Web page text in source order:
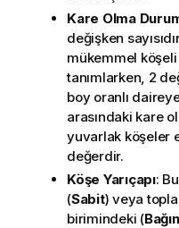
Kare Olma
değişken
mükemmel
tanımlarken, 2
boy oranlı
arasındaki kare
yuvarlak köşeler
değerdir.
Köşe Yarıçapı:
(Sabit) veya
birimindeki (